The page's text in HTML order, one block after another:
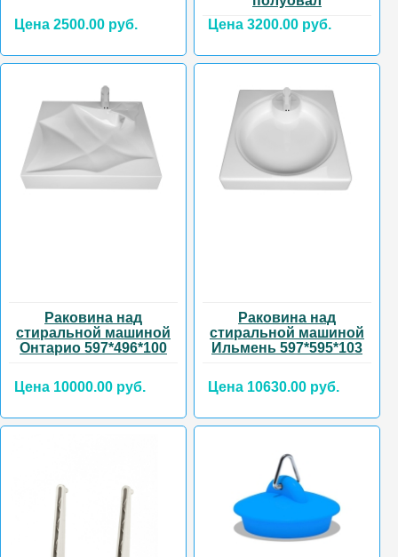
Цена 2500.00 руб.
Цена 3200.00 руб.
Раковина над
стиральной машиной
Онтарио 597*496*100
Цена 10000.00 руб.
Раковина над
стиральной машиной
Ильмень 597*595*103
Цена 10630.00 руб.